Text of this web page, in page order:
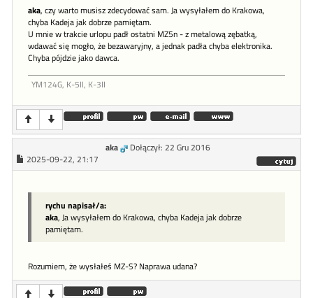
aka, czy warto musisz zdecydować sam. Ja wysyłałem do Krakowa,
chyba Kadeja jak dobrze pamiętam.
U mnie w trakcie urlopu padł ostatni MZ5n - z metalową zębatką,
wdawać się mogło, że bezawaryjny, a jednak padła chyba elektronika.
Chyba pójdzie jako dawca.
YM124G, K-5II, K-3II
aka
Dołączył: 22 Gru 2016
2025-09-22, 21:17
rychu napisał/a:
aka, Ja wysyłałem do Krakowa, chyba Kadeja jak dobrze
pamiętam.
Rozumiem, że wysłałeś MZ-S? Naprawa udana?